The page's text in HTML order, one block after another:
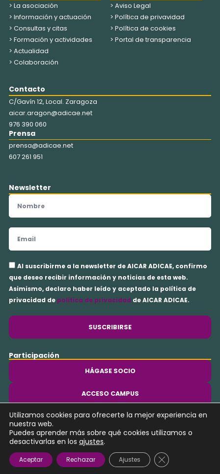
> La asociación
> Información y actuación
> Consultas y citas
> Formación y actividades
> Actualidad
> Colaboración
> Aviso Legal
> Política de privavidad
> Política de cookies
> Portal de transparencia
Contacto
C/Gavín 12, Local. Zaragoza
aicar.aragon@adicae.net
976 390 060
Prensa
prensa@adicae.net
607 261 951
Newsletter
Nombre
Email
Aceptación
privacidad
Al suscribirme a la newsletter de AICAR ADICAE, confirmo
que deseo recibir información y noticias de esta web.
Asimismo, declaro haber leído y aceptado la política de
privacidad de política de privacidad de AICAR ADICAE.
SUSCRIBIRSE
Participación
HÁGASE SOCIO
ACCESO CAMPUS
o
u
t
u
Copyright © 2026 AICAR ADICAE | Desarrollado con ♥️ por
Corner Marketing
Utilizamos cookies para ofrecerte la mejor experiencia en
nuestra web.
Puedes aprender más sobre qué cookies utilizamos o
desactivarlas en los ajustes.
Aceptar Rechazar Ajustes Cerrar el